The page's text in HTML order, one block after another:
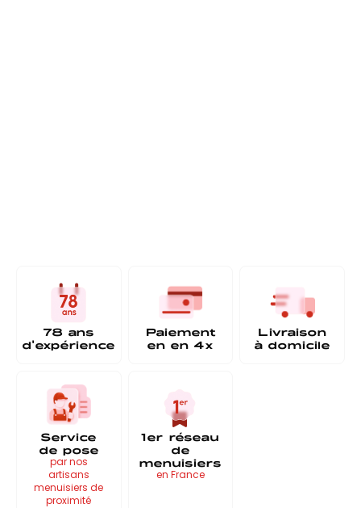
78 ans
d'expérience
Paiement
en en 4x
Livraison
à domicile
Service
de pose
par nos
artisans
menuisiers de
proximité
1er réseau
de
menuisiers
en France